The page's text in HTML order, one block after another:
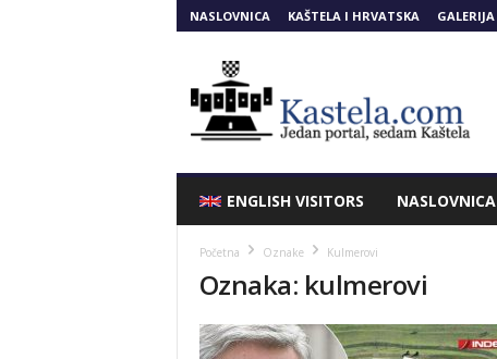
NASLOVNICA KAŠTELA I HRVATSKA GALERIJA
ENGLISH VISITORS NASLOVNICA
Početna Oznake Kulmerovi
Oznaka: kulmerovi